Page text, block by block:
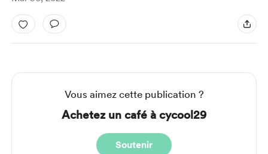
Vous aimez cette publication ?
Achetez un café à cycool29
Soutenir